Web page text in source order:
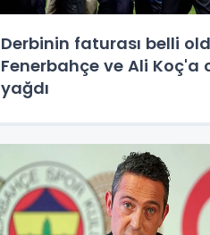
Derbinin faturası belli
Fenerbahçe ve Ali Koç'a ceza
yağdı